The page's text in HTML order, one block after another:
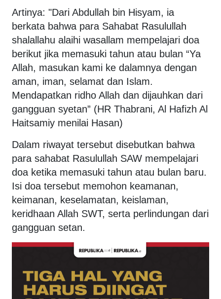
Artinya: "Dari Abdullah bin Hisyam, ia
berkata bahwa para Sahabat Rasulullah
shalallahu alaihi wasallam mempelajari doa
berikut jika memasuki tahun atau bulan “Ya
Allah, masukan kami ke dalamnya dengan
aman, iman, selamat dan Islam.
Mendapatkan ridho Allah dan dijauhkan dari
gangguan syetan” (HR Thabrani, Al Hafizh Al
Haitsamiy menilai Hasan)
Dalam riwayat tersebut disebutkan bahwa
para sahabat Rasulullah SAW mempelajari
doa ketika memasuki tahun atau bulan baru.
Isi doa tersebut memohon keamanan,
keimanan, keselamatan, keislaman,
keridhaan Allah SWT, serta perlindungan dari
gangguan setan.